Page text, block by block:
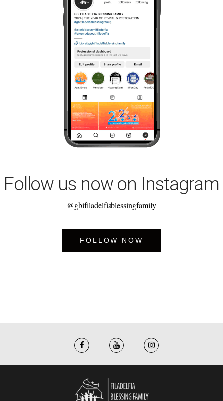
Follow us now on Instagram
@gbifiladelfiablessingfamily
FOLLOW NOW